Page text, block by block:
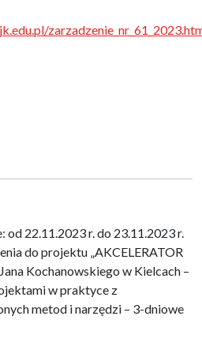
od 22.11.2023 r. do 23.11.2023 r.
do projektu „AKCELERATOR
Kochanowskiego w Kielcach –
w praktyce z
metod i narzędzi – 3-dniowe